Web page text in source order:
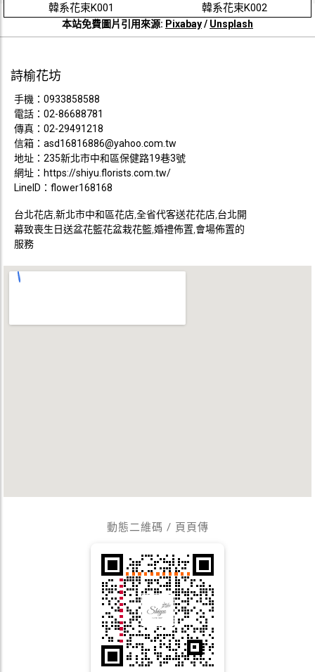
韓系花束K001 韓系花束K002
本站免費圖片引用來源: Pixabay/ Unsplash
詩榆花坊
手機： 0933858588
電話： 02-86688781
傳真：02-29491218
信箱： asd16816886@yahoo.com.tw
地址：235新北市中和區保健路19巷3號
網址： https://shiyu.florists.com.tw/
LineID：flower168168
台北花店,新北市中和區花店,全省代客送花花店,台北開
幕致喪生日送盆花籃花盆栽花籃,婚禮佈置,會場佈置的
服務
動態二維碼 / 頁頁傳